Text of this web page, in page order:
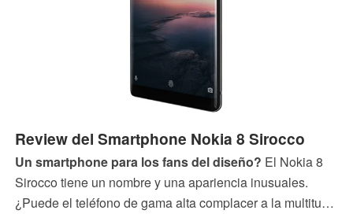
Review del Smartphone Nokia 8 Sirocco
Un smartphone para los fans del diseño? El Nokia 8
Sirocco tiene un nombre y una apariencia inusuales.
¿Puede el teléfono de gama alta complacer a la multitud